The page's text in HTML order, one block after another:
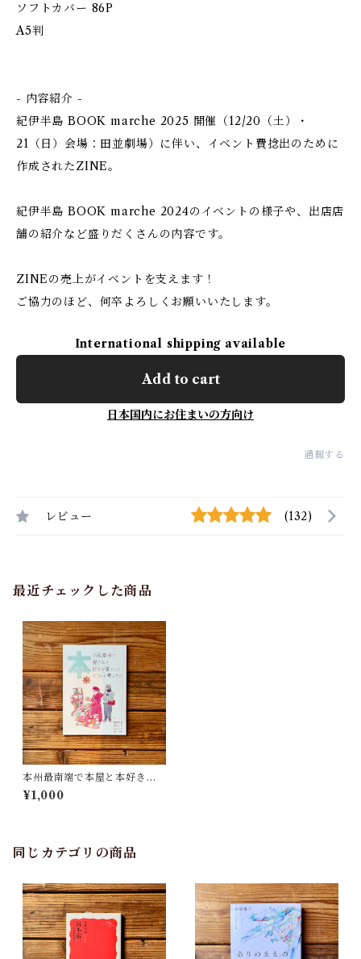
ソフトカバー 86P
A5判
- 内容紹介 -
紀伊半島 BOOK marche 2025 開催（12/20（土）・
21（日）会場：田並劇場）に伴い、イベント費捻出のために
作成されたZINE。
紀伊半島 BOOK marche 2024のイベントの様子や、出店店
舗の紹介など盛りだくさんの内容です。
ZINEの売上がイベントを支えます！
ご協力のほど、何卒よろしくお願いいたします。
International shipping available
Add to cart
日本国内にお住まいの方向け
通報する
レビュー (132)
最近チェックした商品
本州最南端で本屋と本好きが
集まって本のことを考えたら
紀伊半島 BOOK marche 202
¥1,000
同じカテゴリの商品